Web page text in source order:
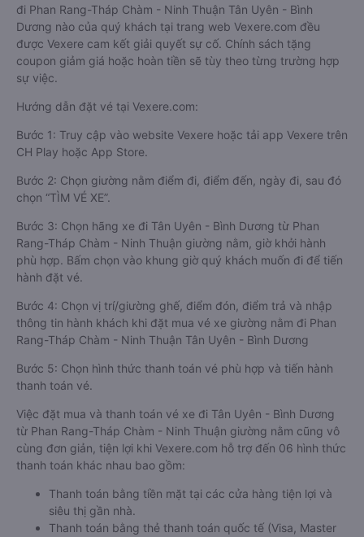
đi Phan Rang-Tháp Chàm - Ninh Thuận Tân Uyên - Bình
Dương nào của quý khách tại trang web Vexere.com đều
được Vexere cam kết giải quyết sự cố. Chính sách tặng
coupon giảm giá hoặc hoàn tiền sẽ tùy theo từng trường hợp
sự việc.
Hướng dẫn đặt vé tại Vexere.com:
Bước 1: Truy cập vào website Vexere hoặc tải app Vexere trên
CH Play hoặc App Store.
Bước 2: Chọn giường nằm điểm đi, điểm đến, ngày đi, sau đó
chọn “TÌM VÉ XE”.
Bước 3: Chọn hãng xe đi Tân Uyên - Bình Dương từ Phan
Rang-Tháp Chàm - Ninh Thuận giường nằm, giờ khởi hành
phù hợp. Bấm chọn vào khung giờ quý khách muốn đi để tiến
hành đặt vé.
Bước 4: Chọn vị trí/giường ghế, điểm đón, điểm trả và nhập
thông tin hành khách khi đặt mua vé xe giường nằm đi Phan
Rang-Tháp Chàm - Ninh Thuận Tân Uyên - Bình Dương
Bước 5: Chọn hình thức thanh toán vé phù hợp và tiến hành
thanh toán vé.
Việc đặt mua và thanh toán vé xe đi Tân Uyên - Bình Dương
từ Phan Rang-Tháp Chàm - Ninh Thuận giường nằm cũng vô
cùng đơn giản, tiện lợi khi Vexere.com hỗ trợ đến 06 hình thức
thanh toán khác nhau bao gồm:
Thanh toán bằng tiền mặt tại các cửa hàng tiện lợi và
siêu thị gần nhà.
Thanh toán bằng thẻ thanh toán quốc tế (Visa, Master